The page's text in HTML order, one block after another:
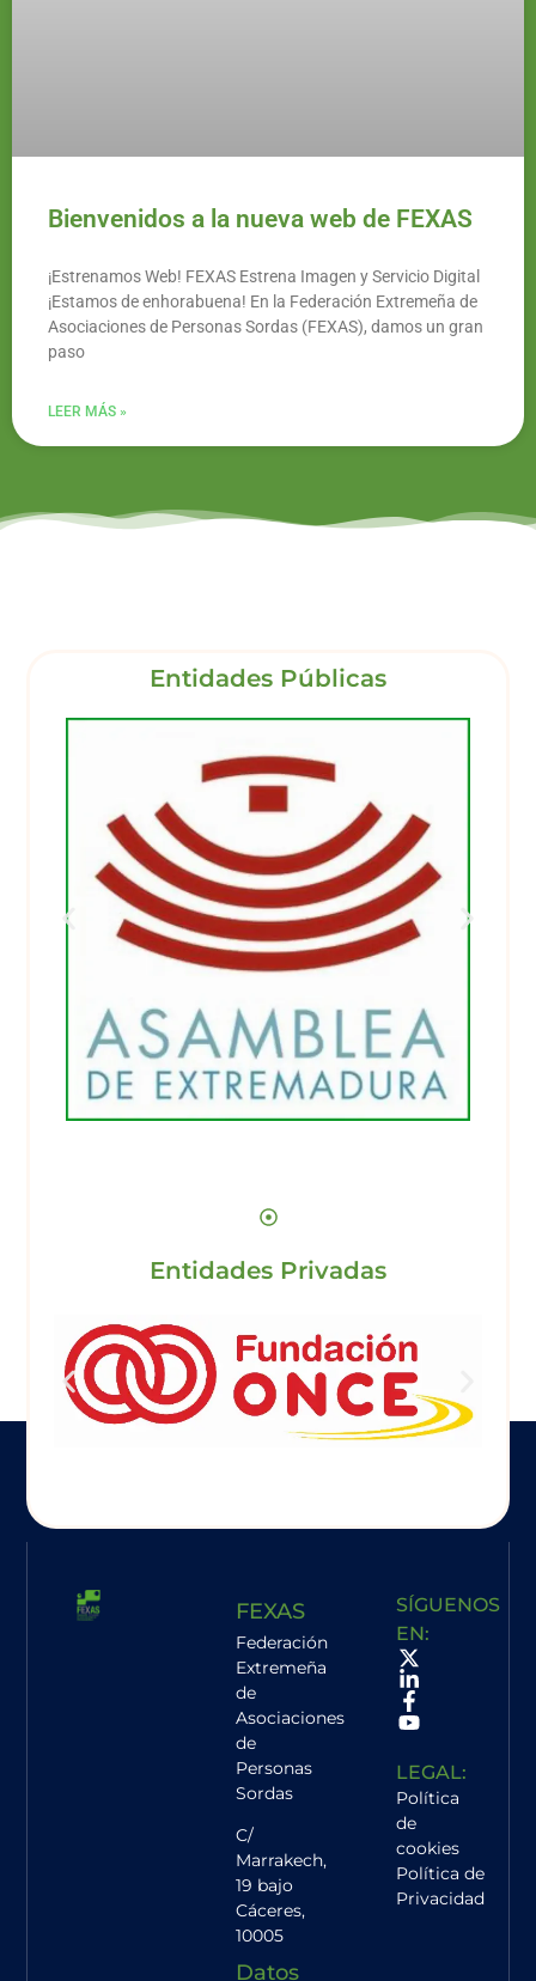
Bienvenidos a la nueva web de FEXAS
¡Estrenamos Web! FEXAS Estrena Imagen y Servicio Digital
¡Estamos de enhorabuena! En la Federación Extremeña de
Asociaciones de Personas Sordas (FEXAS), damos un gran
paso
LEER MÁS »
Entidades Públicas
Entidades Privadas
FEXAS
Federación
Extremeña
de
Asociaciones
de
Personas
Sordas
C/
Marrakech,
19 bajo
Cáceres,
10005
Datos
SÍGUENOS
EN:
LEGAL:
Política
de
cookies
Política de
Privacidad